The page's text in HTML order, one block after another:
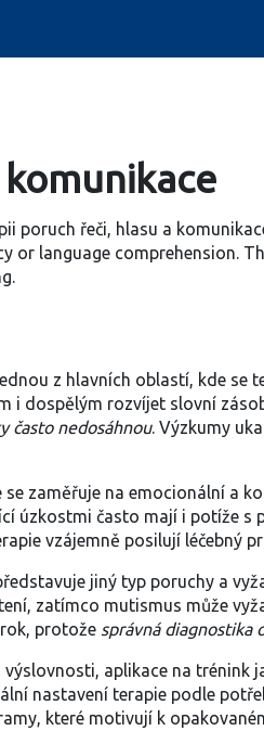
poruch řeči, hlasu a
or language comprehension.
z hlavních oblastí, kde se
i dospělým rozvíjet slovní
často nedosáhnou. Výzkumy
se zaměřuje na emocionální a
úzkostmi často mají i potíže s
vzájemně posilují léčebný
jiný typ poruchy a
zatímco mutismus může
protože správná diagnostika
aplikace na trénink
nastavení terapie podle
které motivují k